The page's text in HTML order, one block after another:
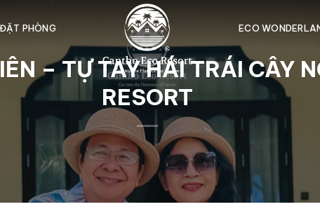
ĐẶT PHÒNG ECO
– TỰ TAY HÁI TRÁI CÂY
RESORT